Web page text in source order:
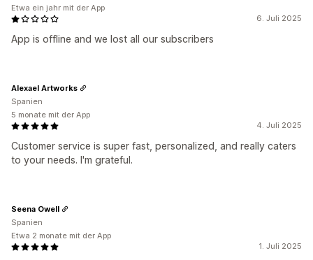
6. Juli 2025
App is offline and we lost all our subscribers
Etwa ein jahr mit der App
4. Juli 2025
Customer service is super fast, personalized, and really caters
to your needs. I'm grateful.
Alexael Artworks
Spanien
5 monate mit der App
1. Juli 2025
Seena Owell
Spanien
Etwa 2 monate mit der App